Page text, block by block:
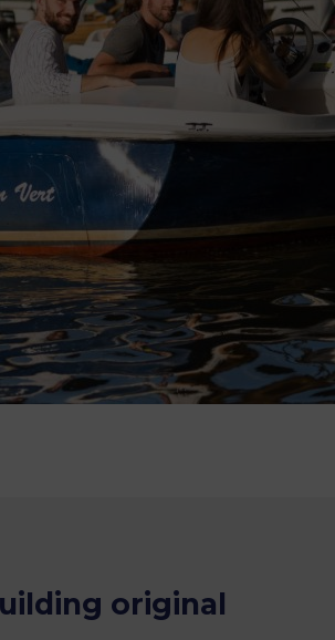
original